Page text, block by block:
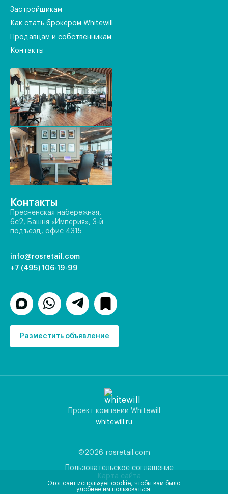
Застройщикам
Как стать брокером Whitewill
Продавцам и собственникам
Контакты
Контакты
Пресненская набережная,
6с2, Башня «Империя», 3-й
подъезд, офис 4315
info@rosretail.com
+7 (495) 106-19-99
Разместить объявление
©2026 rosretail.com
Пользовательское соглашение
Карта сайта
Проект компании Whitewill
whitewill.ru
Этот сайт использует cookie, чтобы вам было
удобнее им пользоваться.